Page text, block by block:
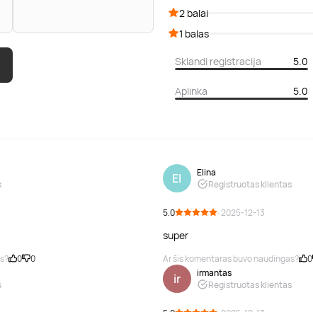
2 balai
1 balas
Sklandi registracija 5.0
Aplinka 5.0
0 0
El
Elina
Registruotas klientas
5.0 · 2025-12-13
super
Ar šis komentaras buvo naudingas? 0
ir
irmantas
Registruotas klientas